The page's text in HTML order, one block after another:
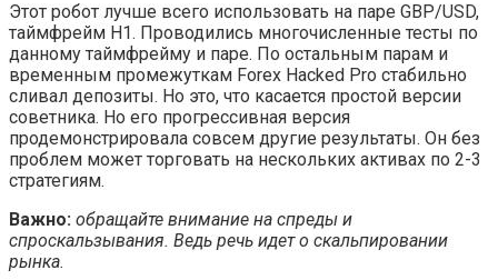
Этот робот лучше всего использовать на паре GBP/USD,
таймфрейм Н1. Проводились многочисленные тесты по
данному таймфрейму и паре. По остальным парам и
временным промежуткам Forex Hacked Pro стабильно
сливал депозиты. Но это, что касается простой версии
советника. Но его прогрессивная версия
продемонстрировала совсем другие результаты. Он без
проблем может торговать на нескольких активах по 2-3
стратегиям.
Важно: обращайте внимание на спреды и
спроскальзывания. Ведь речь идет о скальпировании
рынка.